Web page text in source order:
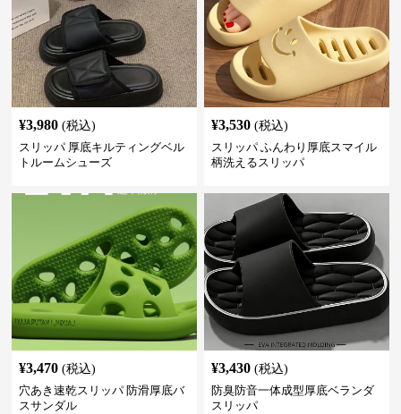
¥3,980 (税込)
スリッパ 厚底キルティングベル
トルームシューズ
¥3,530 (税込)
スリッパ ふんわり厚底スマイル
柄洗えるスリッパ
¥3,470 (税込)
穴あき速乾スリッパ 防滑厚底バ
スサンダル
¥3,430 (税込)
防臭防音一体成型厚底ベランダ
スリッパ